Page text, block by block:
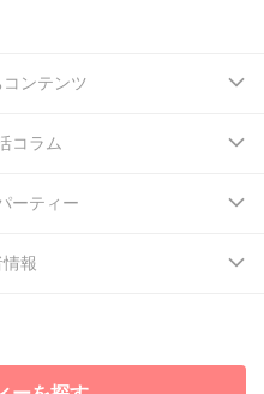
ンテンツ
コラム
ーティー
報